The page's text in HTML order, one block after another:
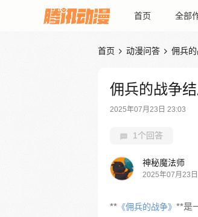
首页 全部
首页  动漫问答  佣兵
佣兵的战争
2025年07月23日 23:03
1个回答
神秘魔法师
2025年07月23
** 《佣兵的战争》 **是